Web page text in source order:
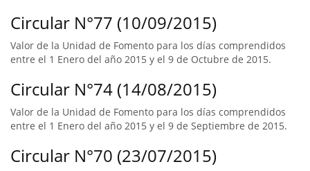
Circular N°77 (10/09/2015)
Valor de la Unidad de Fomento para los días comprendidos
entre el 1 Enero del año 2015 y el 9 de Octubre de 2015.
Circular N°74 (14/08/2015)
Valor de la Unidad de Fomento para los días comprendidos
entre el 1 Enero del año 2015 y el 9 de Septiembre de 2015.
Circular N°70 (23/07/2015)